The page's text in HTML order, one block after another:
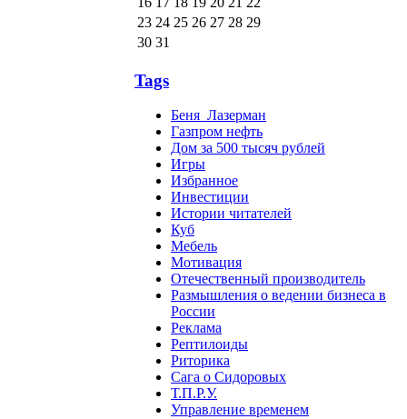
23 24 25 26 27 28 29
30 31
Tags
Беня_Лазерман
Газпром нефть
Дом за 500 тысяч рублей
Игры
Избранное
Инвестиции
Истории читателей
Куб
Мебель
Мотивация
Отечественный производитель
Размышления о ведении бизнеса в
России
Реклама
Рептилоиды
Риторика
Сага о Сидоровых
Т.П.Р.У.
Управление временем